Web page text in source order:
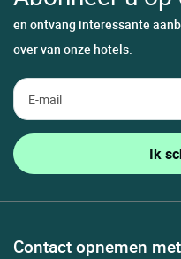
en ontvang interessante
over van onze hotels.
Contact opnemen